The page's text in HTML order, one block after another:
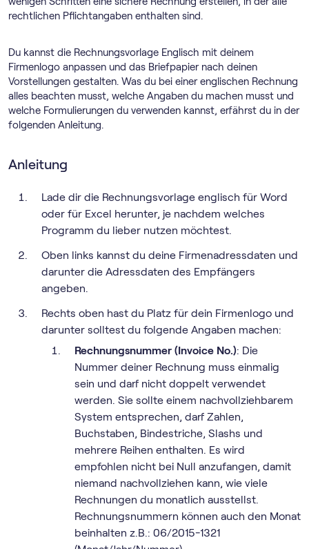
rechtlichen Pflichtangaben enthalten sind.
Du kannst die Rechnungsvorlage Englisch mit deinem
Firmenlogo anpassen und das Briefpapier nach deinen
Vorstellungen gestalten. Was du bei einer englischen Rechnung
alles beachten musst, welche Angaben du machen musst und
welche Formulierungen du verwenden kannst, erfährst du in der
folgenden Anleitung.
Anleitung
Lade dir die Rechnungsvorlage englisch für Word
oder für Excel herunter, je nachdem welches
Programm du lieber nutzen möchtest.
Oben links kannst du deine Firmenadressdaten und
darunter die Adressdaten des Empfängers
angeben.
Rechts oben hast du Platz für dein Firmenlogo und
darunter solltest du folgende Angaben machen:
Rechnungsnummer (Invoice No.): Die
Nummer deiner Rechnung muss einmalig
sein und darf nicht doppelt verwendet
werden. Sie sollte einem nachvollziehbarem
System entsprechen, darf Zahlen,
Buchstaben, Bindestriche, Slashs und
mehrere Reihen enthalten. Es wird
empfohlen nicht bei Null anzufangen, damit
niemand nachvollziehen kann, wie viele
Rechnungen du monatlich ausstellst.
Rechnungsnummern können auch den Monat
beinhalten z.B.: 06/2015-1321